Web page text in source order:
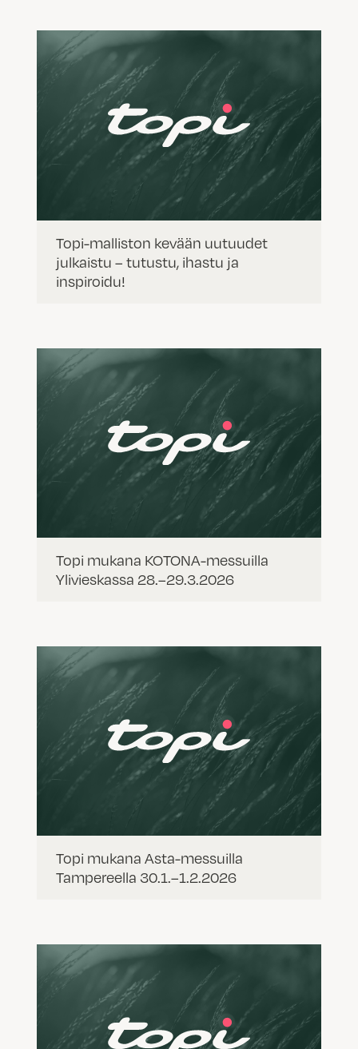
Topi-malliston kevään uutuudet
julkaistu – tutustu, ihastu ja
inspiroidu!
Topi mukana KOTONA-messuilla
Ylivieskassa 28.–29.3.2026
Topi mukana Asta-messuilla
Tampereella 30.1.–1.2.2026